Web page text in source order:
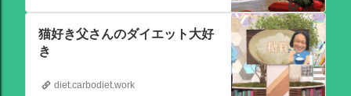
猫好き父さんのダイエット大好
き
diet.carbodiet.work